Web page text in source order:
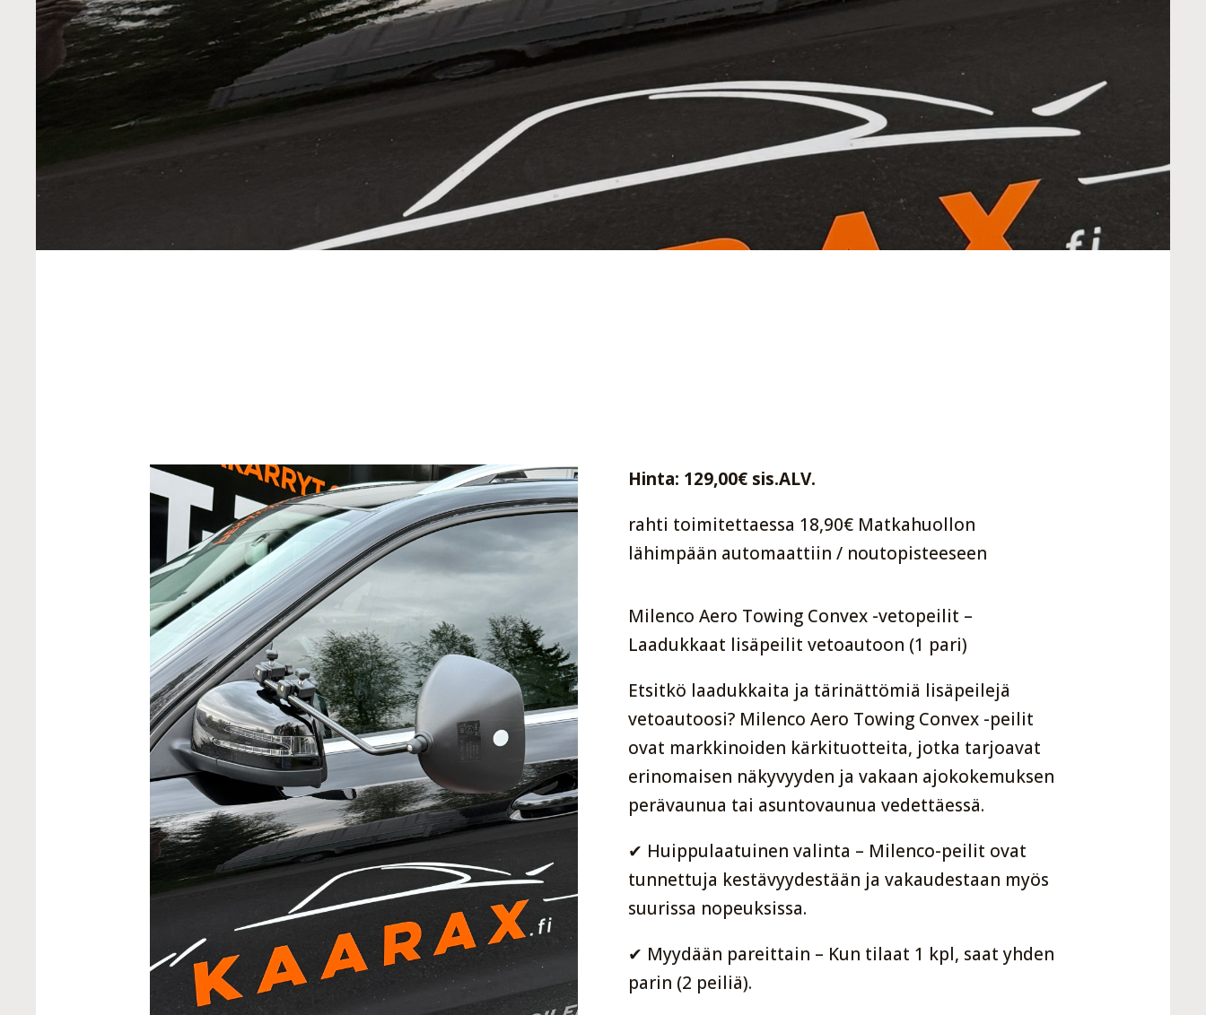
Hinta: 129,00€ sis.ALV.
rahti toimitettaessa 18,90€ Matkahuollon
lähimpään automaattiin / noutopisteeseen
Milenco Aero Towing Convex -vetopeilit –
Laadukkaat lisäpeilit vetoautoon (1 pari)
Etsitkö laadukkaita ja tärinättömiä lisäpeilejä
vetoautoosi? Milenco Aero Towing Convex -peilit
ovat markkinoiden kärkituotteita, jotka tarjoavat
erinomaisen näkyvyyden ja vakaan ajokokemuksen
perävaunua tai asuntovaunua vedettäessä.
✔ Huippulaatuinen valinta – Milenco-peilit ovat
tunnettuja kestävyydestään ja vakaudestaan myös
suurissa nopeuksissa.
✔ Myydään pareittain – Kun tilaat 1 kpl, saat yhden
parin (2 peiliä).